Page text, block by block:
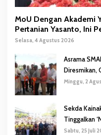
MoU Dengan Akademi
Pertanian Yasanto, Ini
Selasa, 4 Agustus 2026
Asrama
Diresmikan,
Pendidikan
Minggu, 2
Sekda
Tinggalkan
Sabtu, 25 Juli